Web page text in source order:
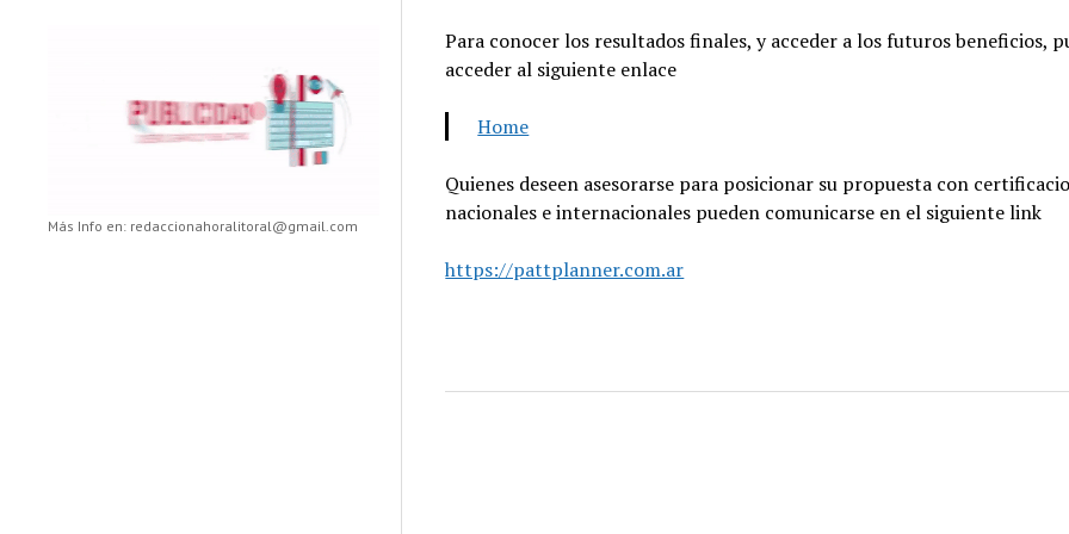
Más Info en: redaccionahoralitoral@gmail.com
Para conocer los resultados finales, y acceder a los futuros beneficios,
acceder al siguiente enlace
Home
Quienes deseen asesorarse para posicionar su propuesta con
nacionales e internacionales pueden comunicarse en el siguiente link
https://pattplanner.com.ar